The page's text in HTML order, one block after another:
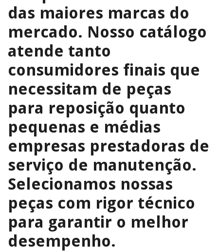
das maiores marcas do
mercado. Nosso catálogo
atende tanto
consumidores finais que
necessitam de peças
para reposição quanto
pequenas e médias
empresas prestadoras de
serviço de manutenção.
Selecionamos nossas
peças com rigor técnico
para garantir o melhor
desempenho.